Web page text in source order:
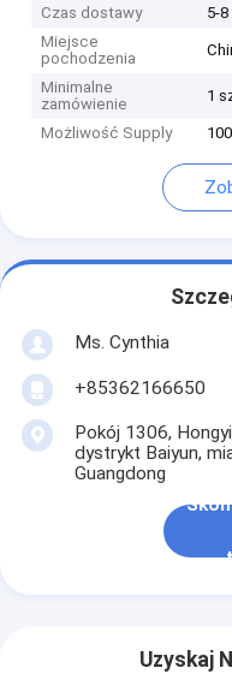
Czas dostawy
5-
Miejsce
pochodzenia
Minimalne
zamówienie
1
Możliwość Supply
Ms. Cynthia
‪+85362166650‬
Pokój 1306,
dystrykt Baiyun,
Guangdong
Uzyskaj